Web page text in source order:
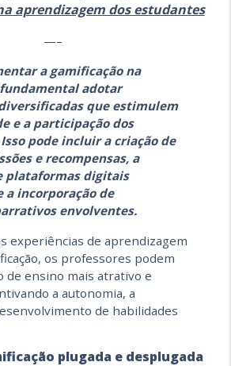
aprendizagem dos estudantes
—–
a gamificação na
fundamental adotar
que estimulem
e a participação dos
pode incluir a criação de
e recompensas, a
plataformas digitais
incorporação de
envolventes.
experiências de aprendizagem
os professores podem
de ensino mais atrativo e
a autonomia, a
de habilidades
plugada e desplugada